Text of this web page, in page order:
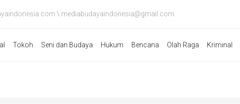
\ mediabudayaindonesia@gmail.com
Tokoh Seni dan Budaya Hukum Bencana Olah Raga Kriminal